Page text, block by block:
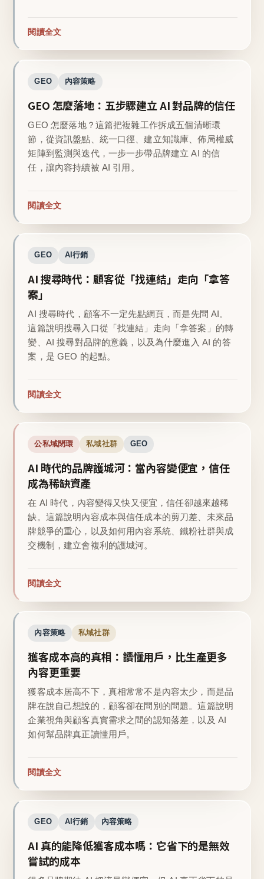
閱讀全文
GEO 內容策略
GEO 怎麼落地：五步驟建立 AI 對品牌的信任
GEO 怎麼落地？這篇把複雜工作拆成五個清晰環
節，從資訊盤點、統一口徑、建立知識庫、佈局權威
矩陣到監測與迭代，一步一步帶品牌建立 AI 的信
任，讓內容持續被 AI 引用。
閱讀全文
GEO AI行銷
AI 搜尋時代：顧客從「找連結」走向「拿答
案」
AI 搜尋時代，顧客不一定先點網頁，而是先問 AI。
這篇說明搜尋入口從「找連結」走向「拿答案」的轉
變、AI 搜尋對品牌的意義，以及為什麼進入 AI 的答
案，是 GEO 的起點。
閱讀全文
公私域閉環 私域社群 GEO
AI 時代的品牌護城河：當內容變便宜，信任
成為稀缺資產
在 AI 時代，內容變得又快又便宜，信任卻越來越稀
缺。這篇說明內容成本與信任成本的剪刀差、未來品
牌競爭的重心，以及如何用內容系統、鐵粉社群與成
交機制，建立會複利的護城河。
閱讀全文
內容策略 私域社群
獲客成本高的真相：讀懂用戶，比生產更多
內容更重要
獲客成本居高不下，真相常常不是內容太少，而是品
牌在說自己想說的，顧客卻在問別的問題。這篇說明
企業視角與顧客真實需求之間的認知落差，以及 AI
如何幫品牌真正讀懂用戶。
閱讀全文
GEO AI行銷 內容策略
AI 真的能降低獲客成本嗎：它省下的是無效
嘗試的成本